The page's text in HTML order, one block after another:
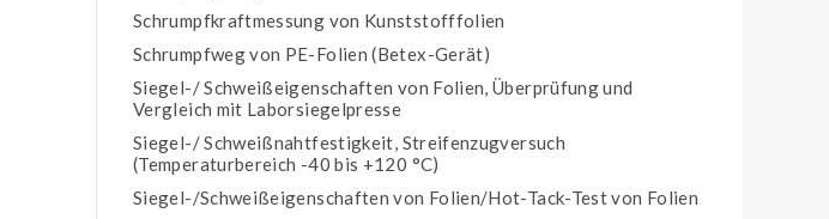
Schrumpfkraftmessung von Kunststofffolien
Schrumpfweg von PE-Folien (Betex-Gerät)
Siegel-/ Schweißeigenschaften von Folien, Überprüfung und
Vergleich mit Laborsiegelpresse
Siegel-/ Schweißnahtfestigkeit, Streifenzugversuch
(Temperaturbereich -40 bis +120 °C)
Siegel-/Schweißeigenschaften von Folien/Hot-Tack-Test von Folien